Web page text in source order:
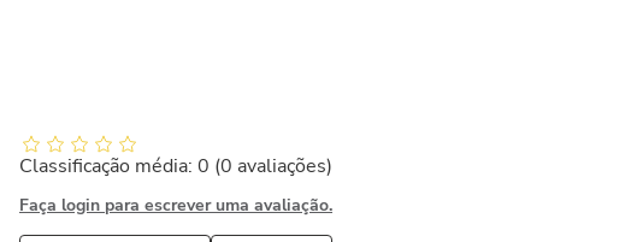
Classificação média: 0 (0 avaliações)
Faça login para escrever uma avaliação.